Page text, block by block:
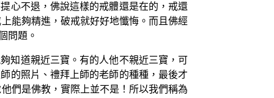
心不退，佛說這樣的戒體還是在的，戒還
能夠精進，破戒就好好地懺悔。而且佛經
問題。
知道親近三寶。有的人他不親近三寶，可
的照片、禮拜上師的老師的種種，最後才
們是佛教，實際上並不是！所以我們稱為